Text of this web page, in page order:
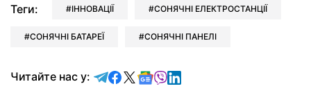
Теги: ІННОВАЦІЇ СОНЯЧНІ ЕЛЕКТРОСТАНЦІЇ
СОНЯЧНІ БАТАРЕЇ СОНЯЧНІ ПАНЕЛІ
Читайте нас у: Читайте у Telegram
Читайте у Facebook
Читайте у X
Читайте у Google news
Читайте у Viber
Читайте у LinkedIn